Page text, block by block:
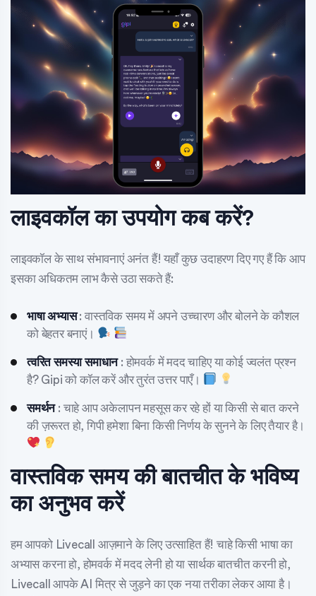
लाइवकॉल का उपयोग कब करें?
लाइवकॉल के साथ संभावनाएं अनंत हैं! यहाँ कुछ उदाहरण दिए गए हैं कि आप
इसका अधिकतम लाभ कैसे उठा सकते हैं:
भाषा अभ्यास: वास्तविक समय में अपने उच्चारण और बोलने के कौशल
को बेहतर बनाएं।
त्वरित समस्या समाधान: होमवर्क में मदद चाहिए या कोई ज्वलंत प्रश्न
है? Gipi को कॉल करें और तुरंत उत्तर पाएँ।
समर्थन: चाहे आप अकेलापन महसूस कर रहे हों या किसी से बात करने
की ज़रूरत हो, गिपी हमेशा बिना किसी निर्णय के सुनने के लिए तैयार है।
वास्तविक समय की बातचीत के भविष्य
का अनुभव करें
हम आपको Livecall आज़माने के लिए उत्साहित हैं! चाहे किसी भाषा का
अभ्यास करना हो, होमवर्क में मदद लेनी हो या सार्थक बातचीत करनी हो,
Livecall आपके AI मित्र से जुड़ने का एक नया तरीका लेकर आया है।